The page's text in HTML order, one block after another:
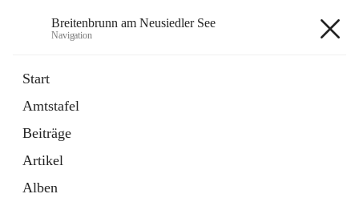
Breitenbrunn am Neusiedler See
Navigation
Start
Amtstafel
Beiträge
Artikel
Alben
18 Schnellzugriffe
Gemeindeservice